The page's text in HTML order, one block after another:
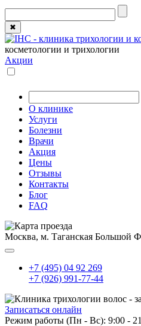
✖
косметологии и трихологии
Акции
О клинике
Услуги
Болезни
Врачи
Акция
Цены
Отзывы
Контакты
Блог
FAQ
Москва, м. Таганская Большой
+7 (495) 04 92 269
+7 (926) 991-77-44
Записаться онлайн
Режим работы (Пн - Вс): 9:00 -